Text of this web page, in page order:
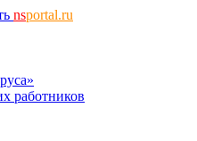
nsportal.ru
работников